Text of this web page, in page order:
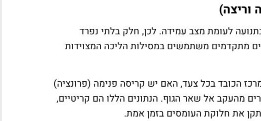
לעומת מצב עמידה. לכן, חלק בלתי נפרד
מתקדמים משתמשים במסילות הליכה המצוידות
הכובד בכל צעד, האם יש קריסה פנימה (פרונציה)
מהעקב אל שאר הגוף. הנתונים הללו הם קריטיים,
את חלוקת העומסים בזמן אמת.